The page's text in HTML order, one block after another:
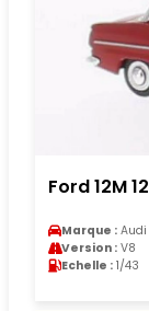
Ford 12M
Marque : Audi
Version : V8
Echelle : 1/43